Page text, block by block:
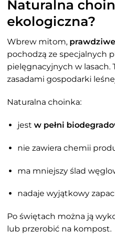
Naturalna
ekologiczna?
Wbrew mitom,
pochodzą ze specjalnych
pielęgnacyjnych w lasach.
zasadami gospodarki
Naturalna choinka:
jest w pełni
nie zawiera chemii
ma mniejszy ślad
nadaje wyjątkowy
Po świętach można ją
lub przerobić na kompost.